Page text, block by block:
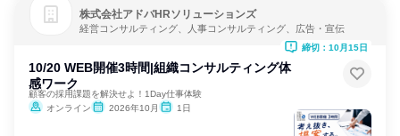
株式会社アドバHRソリューションズ
経営コンサルティング、人事コンサルティング、広告・宣伝
10/20 WEB開催3時間|組織コンサルティング体
感ワーク
顧客の採用課題を解決せよ！1Day仕事体験
オンライン
2026年10月 1日
締切：10月15日